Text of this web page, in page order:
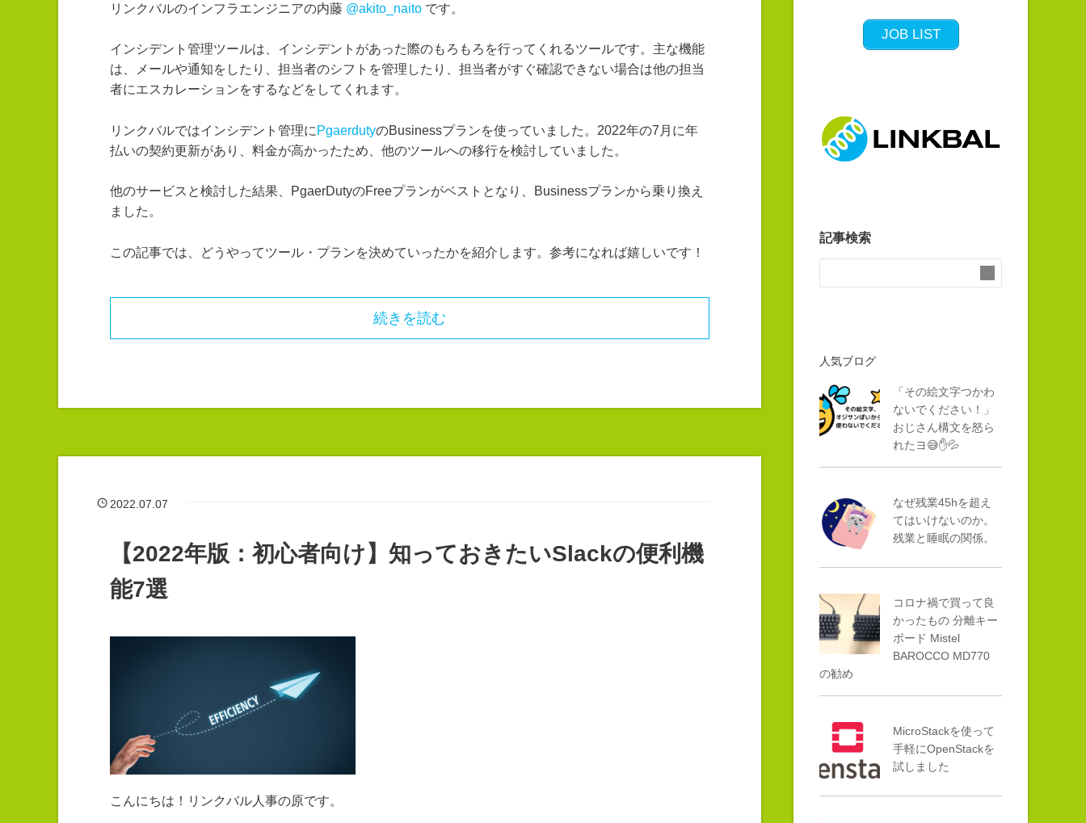
リンクバルのインフラエンジニアの内藤 @akito_naito です。
インシデント管理ツールは、インシデントがあった際のもろもろを行ってくれるツールです。主な機能
は、メールや通知をしたり、担当者のシフトを管理したり、担当者がすぐ確認できない場合は他の担当
者にエスカレーションをするなどをしてくれます。
リンクバルではインシデント管理に PgaerdutyのBusinessプランを使っていました。2022年の7月に年
払いの契約更新があり、料金が高かったため、他のツールへの移行を検討していました。
他のサービスと検討した結果、PgaerDutyのFreeプランがベストとなり、Businessプランから乗り換え
ました。
この記事では、どうやってツール・プランを決めていったかを紹介します。参考になれば嬉しいです！
続きを読む
2022.07.07
【2022年版：初心者向け】知っておきたいSlackの便利機
能7選
こんにちは！リンクバル人事の原です。
JOB LIST
記事検索
人気ブログ
「その絵文字つかわ
ないでください！」
おじさん構文を怒ら
れたヨ😅✋💦
なぜ残業45hを超え
てはいけないのか。
残業と睡眠の関係。
コロナ禍で買って良
かったもの 分離キー
ボード Mistel
BAROCCO MD770
の勧め
MicroStackを使って
手軽にOpenStackを
試しました